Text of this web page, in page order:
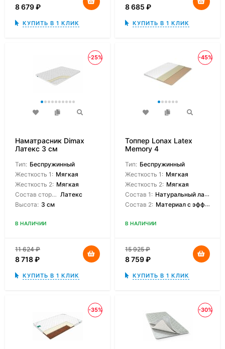
8 679₽
КУПИТЬ В 1 КЛИК
8 685 ₽
КУПИТЬ В 1 КЛИК
-25%
Наматрасник Dimax
Латекс 3 см
Тип: Беспружинный
Жесткость 1: Мягкая
Жесткость 2: Мягкая
Состав сторон: Латекс
Высота: 3 см
В НАЛИЧИИ
11 624₽
8 718₽
КУПИТЬ В 1 КЛИК
-45%
Топпер Lonax Latex
Memory 4
Тип: Беспружинный
Жесткость 1: Мягкая
Жесткость 2: Мягкая
Состав 1: Натуральный латекс
Состав 2: Материал с эффектом памяти
В НАЛИЧИИ
15 925₽
8 759₽
КУПИТЬ В 1 КЛИК
-35% -30%